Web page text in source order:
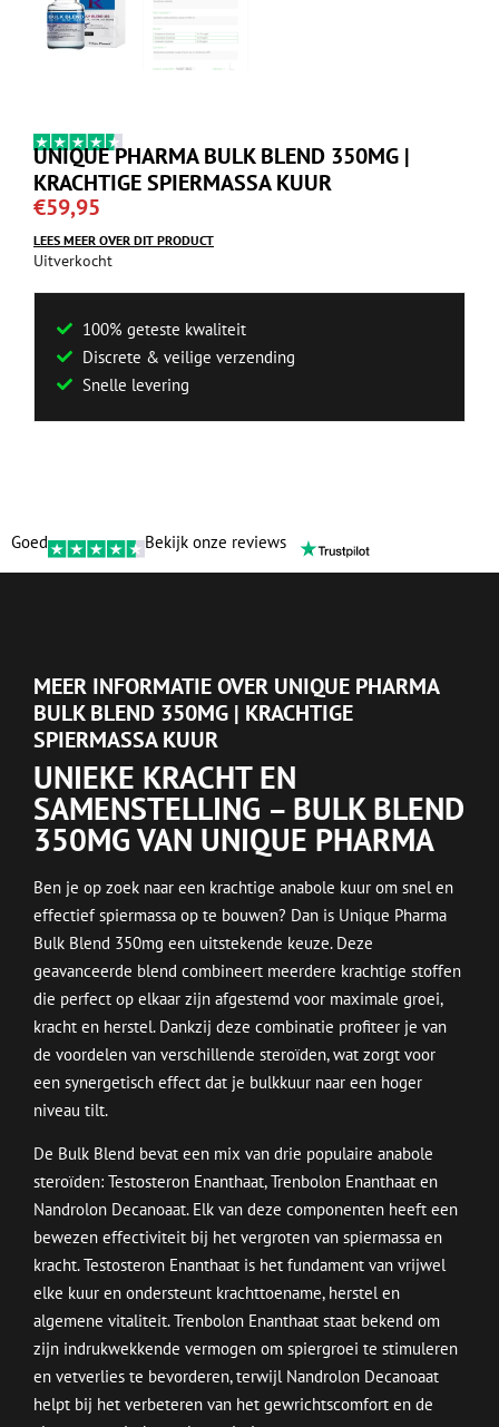
UNIQUE PHARMA BULK BLEND 350MG |
KRACHTIGE SPIERMASSA KUUR
€59,95
LEES MEER OVER DIT PRODUCT
Uitverkocht
100% geteste kwaliteit
Discrete & veilige verzending
Snelle levering
Goed Bekijk onze reviews
MEER INFORMATIE OVER UNIQUE PHARMA
BULK BLEND 350MG | KRACHTIGE
SPIERMASSA KUUR
UNIEKE KRACHT EN
SAMENSTELLING – BULK BLEND
350MG VAN UNIQUE PHARMA
Ben je op zoek naar een krachtige anabole kuur om snel en
effectief spiermassa op te bouwen? Dan is Unique Pharma
Bulk Blend 350mg een uitstekende keuze. Deze
geavanceerde blend combineert meerdere krachtige stoffen
die perfect op elkaar zijn afgestemd voor maximale groei,
kracht en herstel. Dankzij deze combinatie profiteer je van
de voordelen van verschillende steroïden, wat zorgt voor
een synergetisch effect dat je bulkkuur naar een hoger
niveau tilt.
De Bulk Blend bevat een mix van drie populaire anabole
steroïden: Testosteron Enanthaat, Trenbolon Enanthaat en
Nandrolon Decanoaat. Elk van deze componenten heeft een
bewezen effectiviteit bij het vergroten van spiermassa en
kracht. Testosteron Enanthaat is het fundament van vrijwel
elke kuur en ondersteunt krachttoename, herstel en
algemene vitaliteit. Trenbolon Enanthaat staat bekend om
zijn indrukwekkende vermogen om spiergroei te stimuleren
en vetverlies te bevorderen, terwijl Nandrolon Decanoaat
helpt bij het verbeteren van het gewrichtscomfort en de